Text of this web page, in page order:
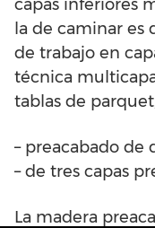
capas inferiores
la de caminar es
de trabajo en
técnica
tablas de
– preacabado de
– de tres capas
La madera